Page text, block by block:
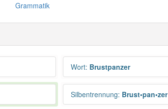
Grammatik
Wort: Brustpanzer
Silbentrennung: Brust•pan•zer